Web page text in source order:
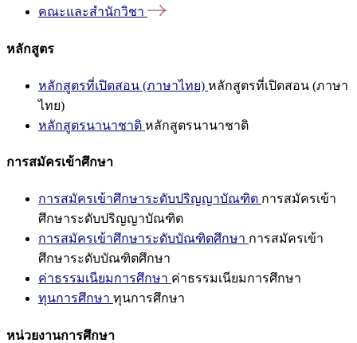
คณะและสำนักวิชา
หลักสูตร
หลักสูตรที่เปิดสอน (ภาษาไทย) หลักสูตรที่เปิดสอน (ภาษา
ไทย)
หลักสูตรนานาชาติ หลักสูตรนานาชาติ
การสมัครเข้าศึกษา
การสมัครเข้าศึกษาระดับปริญญาบัณฑิต การสมัครเข้า
ศึกษาระดับปริญญาบัณฑิต
การสมัครเข้าศึกษาระดับบัณฑิตศึกษา การสมัครเข้า
ศึกษาระดับบัณฑิตศึกษา
ค่าธรรมเนียมการศึกษา ค่าธรรมเนียมการศึกษา
ทุนการศึกษา ทุนการศึกษา
หน่วยงานการศึกษา